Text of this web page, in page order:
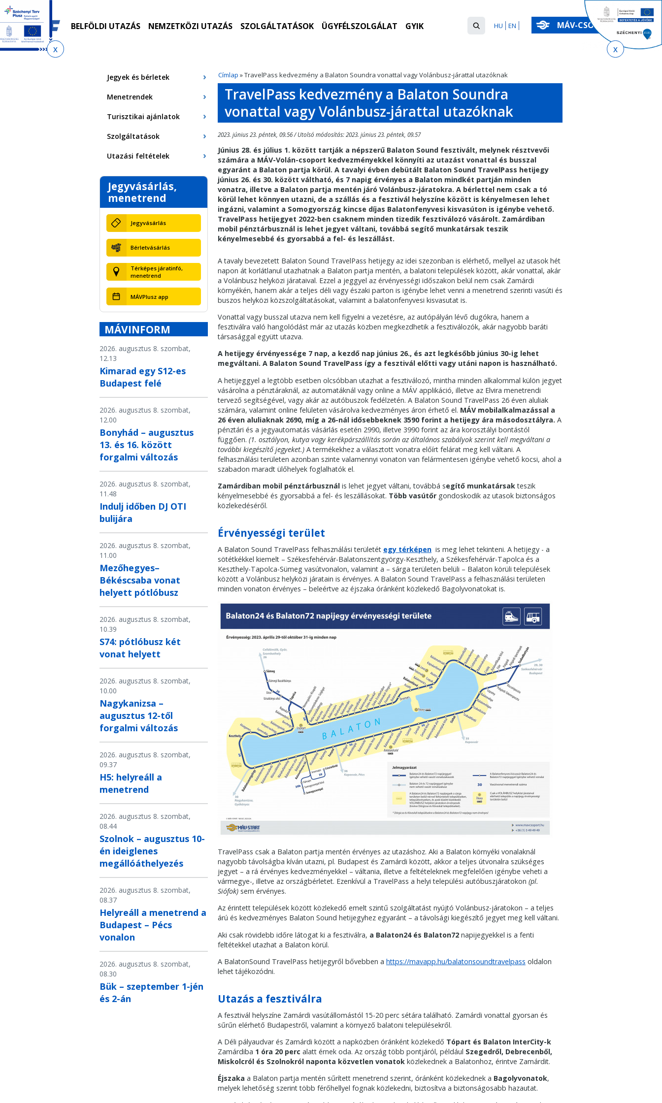
Ugrás
menetrendkeresőhöz
Ugrás
az
almenühöz
Ugrás
tartalomra
Ugrás
az
oldaltérképre
BELFÖLDI UTAZÁS NEMZETKÖZI UTAZÁS SZOLGÁLTATÁSOK ÜGYFÉLSZOLGÁLAT GYIK EN
HU
Keresés
űrlap
Keresés
MÁV-CSOPORT
Címlap » TravelPass kedvezmény a Balaton Soundra vonattal vagy Volánbusz-járattal utazóknak
Jegyek és bérletek
Menetrendek
Turisztikai ajánlatok
Szolgáltatások
Utazási feltételek
Jegyvásárlás,
menetrend
Jegyvásárlás
Bérletvásárlás
Térképes járatinfó,
menetrend
MÁVPlusz app
MÁVINFORM
2026. augusztus 8. szombat,
12.13
Kimarad egy S12-es
Budapest felé
2026. augusztus 8. szombat,
12.00
Bonyhád – augusztus
13. és 16. között
forgalmi változás
2026. augusztus 8. szombat,
11.48
Indulj időben DJ OTI
bulijára
2026. augusztus 8. szombat,
11.00
Mezőhegyes–
Békéscsaba vonat
helyett pótlóbusz
2026. augusztus 8. szombat,
10.39
S74: pótlóbusz két
vonat helyett
2026. augusztus 8. szombat,
10.00
Nagykanizsa –
augusztus 12-től
forgalmi változás
2026. augusztus 8. szombat,
09.37
H5: helyreáll a
menetrend
2026. augusztus 8. szombat,
08.44
Szolnok – augusztus 10-
én ideiglenes
megállóáthelyezés
2026. augusztus 8. szombat,
08.37
Helyreáll a menetrend a
Budapest – Pécs
vonalon
2026. augusztus 8. szombat,
08.30
Bük – szeptember 1-jén
és 2-án
TravelPass kedvezmény a Balaton Soundra
vonattal vagy Volánbusz-járattal utazóknak
2023. június 23. péntek, 09.56 / Utolsó módosítás: 2023. június 23. péntek, 09.57
Június 28. és július 1. között tartják a népszerű Balaton Sound fesztivált, melynek résztvevői
számára a MÁV-Volán-csoport kedvezményekkel könnyíti az utazást vonattal és busszal
egyaránt a Balaton partja körül. A tavalyi évben debütált Balaton Sound TravelPass hetijegy
június 26. és 30. között váltható, és 7 napig érvényes a Balaton mindkét partján minden
vonatra, illetve a Balaton partja mentén járó Volánbusz-járatokra. A bérlettel nem csak a tó
körül lehet könnyen utazni, de a szállás és a fesztivál helyszíne között is kényelmesen lehet
ingázni, valamint a Somogyország kincse díjas Balatonfenyvesi kisvasúton is igénybe vehető.
TravelPass hetijegyet 2022-ben csaknem minden tizedik fesztiválozó vásárolt. Zamárdiban
mobil pénztárbusznál is lehet jegyet váltani, továbbá segítő munkatársak teszik
kényelmesebbé és gyorsabbá a fel- és leszállást.
A tavaly bevezetett Balaton Sound TravelPass hetijegy az idei szezonban is elérhető, mellyel az utasok hét
napon át korlátlanul utazhatnak a Balaton partja mentén, a balatoni települések között, akár vonattal, akár
a Volánbusz helyközi járataival. Ezzel a jeggyel az érvényességi időszakon belül nem csak Zamárdi
környékén, hanem akár a teljes déli vagy északi parton is igénybe lehet venni a menetrend szerinti vasúti és
buszos helyközi közszolgáltatásokat, valamint a balatonfenyvesi kisvasutat is.
Vonattal vagy busszal utazva nem kell figyelni a vezetésre, az autópályán lévő dugókra, hanem a
fesztiválra való hangolódást már az utazás közben megkezdhetik a fesztiválozók, akár nagyobb baráti
társasággal együtt utazva.
A hetijegy érvényessége 7 nap, a kezdő nap június 26., és azt legkésőbb június 30-ig lehet
megváltani. A Balaton Sound TravelPass így a fesztivál előtti vagy utáni napon is használható.
A hetijeggyel a legtöbb esetben olcsóbban utazhat a fesztiválozó, mintha minden alkalommal külön jegyet
vásárolna a pénztáraknál, az automatáknál vagy online a MÁV applikáció, illetve az Elvira menetrendi
tervező segítségével, vagy akár az autóbuszok fedélzetén. A Balaton Sound TravelPass 26 éven aluliak
számára, valamint online felületen vásárolva kedvezményes áron érhető el. MÁV mobilalkalmazással a
26 éven aluliaknak 2690, míg a 26-nál idősebbeknek 3590 forint a hetijegy ára másodosztályra. A
pénztári és a jegyautomatás vásárlás esetén 2990, illetve 3990 forint az ára korosztályi bontástól
függően. (1. osztályon, kutya vagy kerékpárszállítás során az általános szabályok szerint kell megváltani a
további kiegészítő jegyeket.) A termékekhez a választott vonatra előírt felárat meg kell váltani. A
felhasználási területen azonban szinte valamennyi vonaton van felármentesen igénybe vehető kocsi, ahol a
szabadon maradt ülőhelyek foglalhatók el.
Zamárdiban mobil pénztárbusznál is lehet jegyet váltani, továbbá segítő munkatársakteszik
kényelmesebbé és gyorsabbá a fel- és leszállásokat. Több vasútőr gondoskodik az utasok biztonságos
közlekedéséről.
Érvényességi terület
A Balaton Sound TravelPass felhasználási területét egy térképen is meg lehet tekinteni. A hetijegy - a
sötétkékkel kiemelt – Székesfehérvár-Balatonszentgyörgy-Keszthely, a Székesfehérvár-Tapolca és a
Keszthely-Tapolca-Sümeg vasútvonalon, valamint a – sárga területen belüli – Balaton körüli települések
között a Volánbusz helyközi járatain is érvényes. A Balaton Sound TravelPass a felhasználási területen
minden vonaton érvényes – beleértve az éjszaka óránként közlekedő Bagolyvonatokat is.
TravelPass csak a Balaton partja mentén érvényes az utazáshoz. Aki a Balaton környéki vonalaknál
nagyobb távolságba kíván utazni, pl. Budapest és Zamárdi között, akkor a teljes útvonalra szükséges
jegyet – a rá érvényes kedvezményekkel – váltania, illetve a feltételeknek megfelelően igénybe veheti a
vármegye-, illetve az országbérletet. Ezenkívül a TravelPass a helyi települési autóbuszjáratokon (pl.
Siófok) sem érvényes.
Az érintett települések között közlekedő emelt szintű szolgáltatást nyújtó Volánbusz-járatokon – a teljes
árú és kedvezményes Balaton Sound hetijegyhez egyaránt – a távolsági kiegészítő jegyet meg kell váltani.
Aki csak rövidebb időre látogat ki a fesztiválra, a Balaton24 és Balaton72 napijegyekkel is a fenti
feltétekkel utazhat a Balaton körül.
A BalatonSound TravelPass hetijegyről bővebben a https://mavapp.hu/balatonsoundtravelpass oldalon
lehet tájékozódni.
Utazás a fesztiválra
A fesztivál helyszíne Zamárdi vasútállomástól 15-20 perc sétára található. Zamárdi vonattal gyorsan és
sűrűn elérhető Budapestről, valamint a környező balatoni településekről.
A Déli pályaudvar és Zamárdi között a napközben óránként közlekedő Tópart és Balaton InterCity-k
Zamárdiba 1 óra 20 perc alatt érnek oda. Az ország több pontjáról, például Szegedről, Debrecenből,
Miskolcról és Szolnokról naponta közvetlen vonatok közlekednek a Balatonhoz, érintve Zamárdit.
Éjszaka a Balaton partja mentén sűrített menetrend szerint, óránként közlekednek a Bagolyvonatok,
melyek lehetőség szerint több férőhellyel fognak közlekedni, biztosítva a biztonságosabb hazautat.